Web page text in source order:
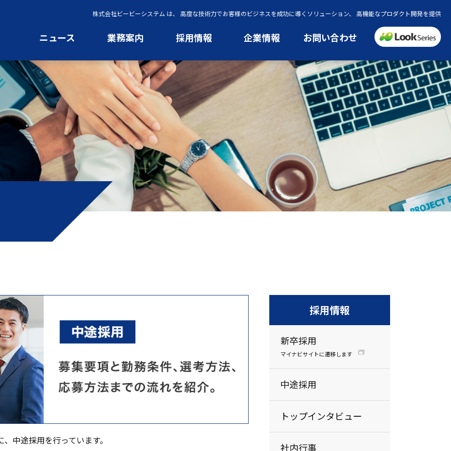
株式会社ビービーシステム は、 高度な技術力でお客様のビジネスを成功に導くソリューション、 高機能なプロダクト開発を提供
ニュース 業務案内 採用情報 企業情報 お問い合わせ
中途採用を行っています。
採用情報
新卒採用
マイナビサイトに遷移します
中途採用
トップインタビュー
社内行事